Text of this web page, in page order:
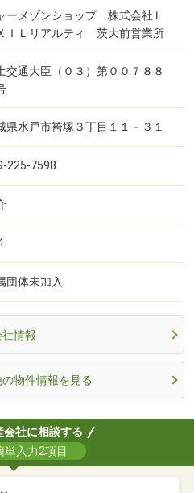
ーメゾンショップ 株式会社Ｌ
ＩＬリアルティ 茨大前営業所
交通大臣（０３）第００７８８
県水戸市袴塚３丁目１１－３１
225-7598
団体未加入
社情報
物件情報を見る
会社に相談する
単入力2項目